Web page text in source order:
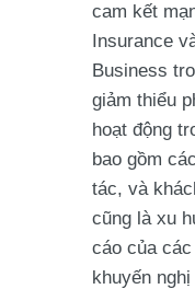
cam kết
Insurance
Business
giảm thiểu
hoạt động
bao gồm
tác, và
cũng là xu
cáo của
khuyến